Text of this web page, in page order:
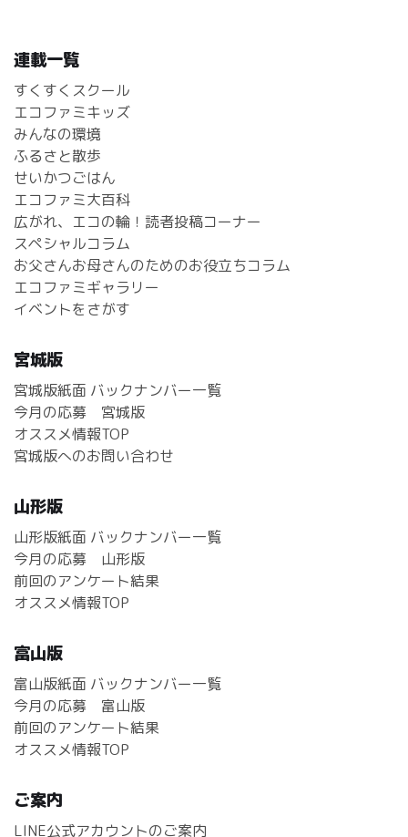
連載一覧
すくすくスクール
エコファミキッズ
みんなの環境
ふるさと散歩
せいかつごはん
エコファミ大百科
広がれ、エコの輪！読者投稿コーナー
スペシャルコラム
お父さんお母さんのためのお役立ちコラム
エコファミギャラリー
イベントをさがす
宮城版
宮城版紙面 バックナンバー一覧
今月の応募 宮城版
オススメ情報TOP
宮城版へのお問い合わせ
山形版
山形版紙面 バックナンバー一覧
今月の応募 山形版
前回のアンケート結果
オススメ情報TOP
富山版
富山版紙面 バックナンバー一覧
今月の応募 富山版
前回のアンケート結果
オススメ情報TOP
ご案内
LINE公式アカウントのご案内